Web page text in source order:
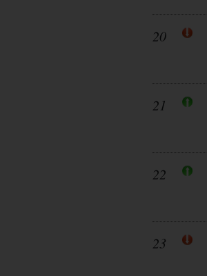
20
21
22
23